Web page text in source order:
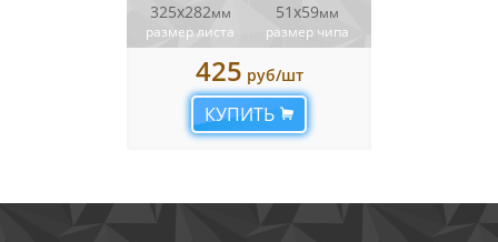
325х282мм
размер листа
51х59мм
размер чипа
425 руб/шт
КУПИТЬ